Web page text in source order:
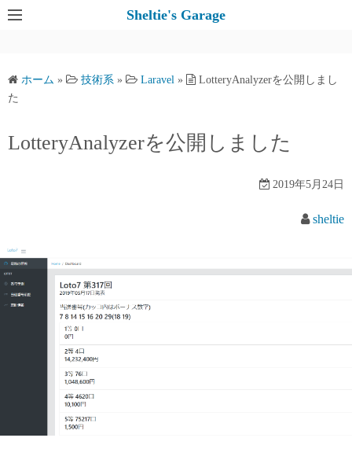
コ
ツ
キ
Sheltie's Garage
ホーム » 技術系 » Laravel »
LotteryAnalyzerを公開しまし
た
LotteryAnalyzerを公開しました
2019年5月24日
sheltie